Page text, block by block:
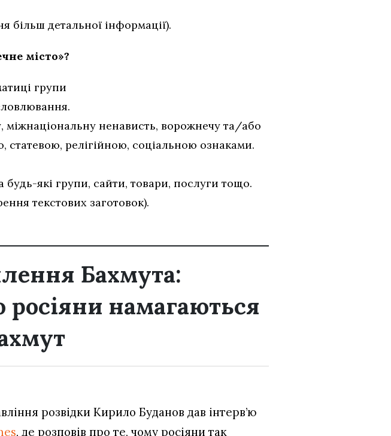
більш детальної інформації).
місто»?
групи
міжнаціональну ненависть, ворожнечу та/або
статевою, релігійною, соціальною ознаками.
які групи, сайти, товари, послуги тощо.
текстових заготовок).
Бахмута:
росіяни намагаються
розвідки Кирило Буданов дав інтерв’ю
, де розповів про те, чому росіяни так